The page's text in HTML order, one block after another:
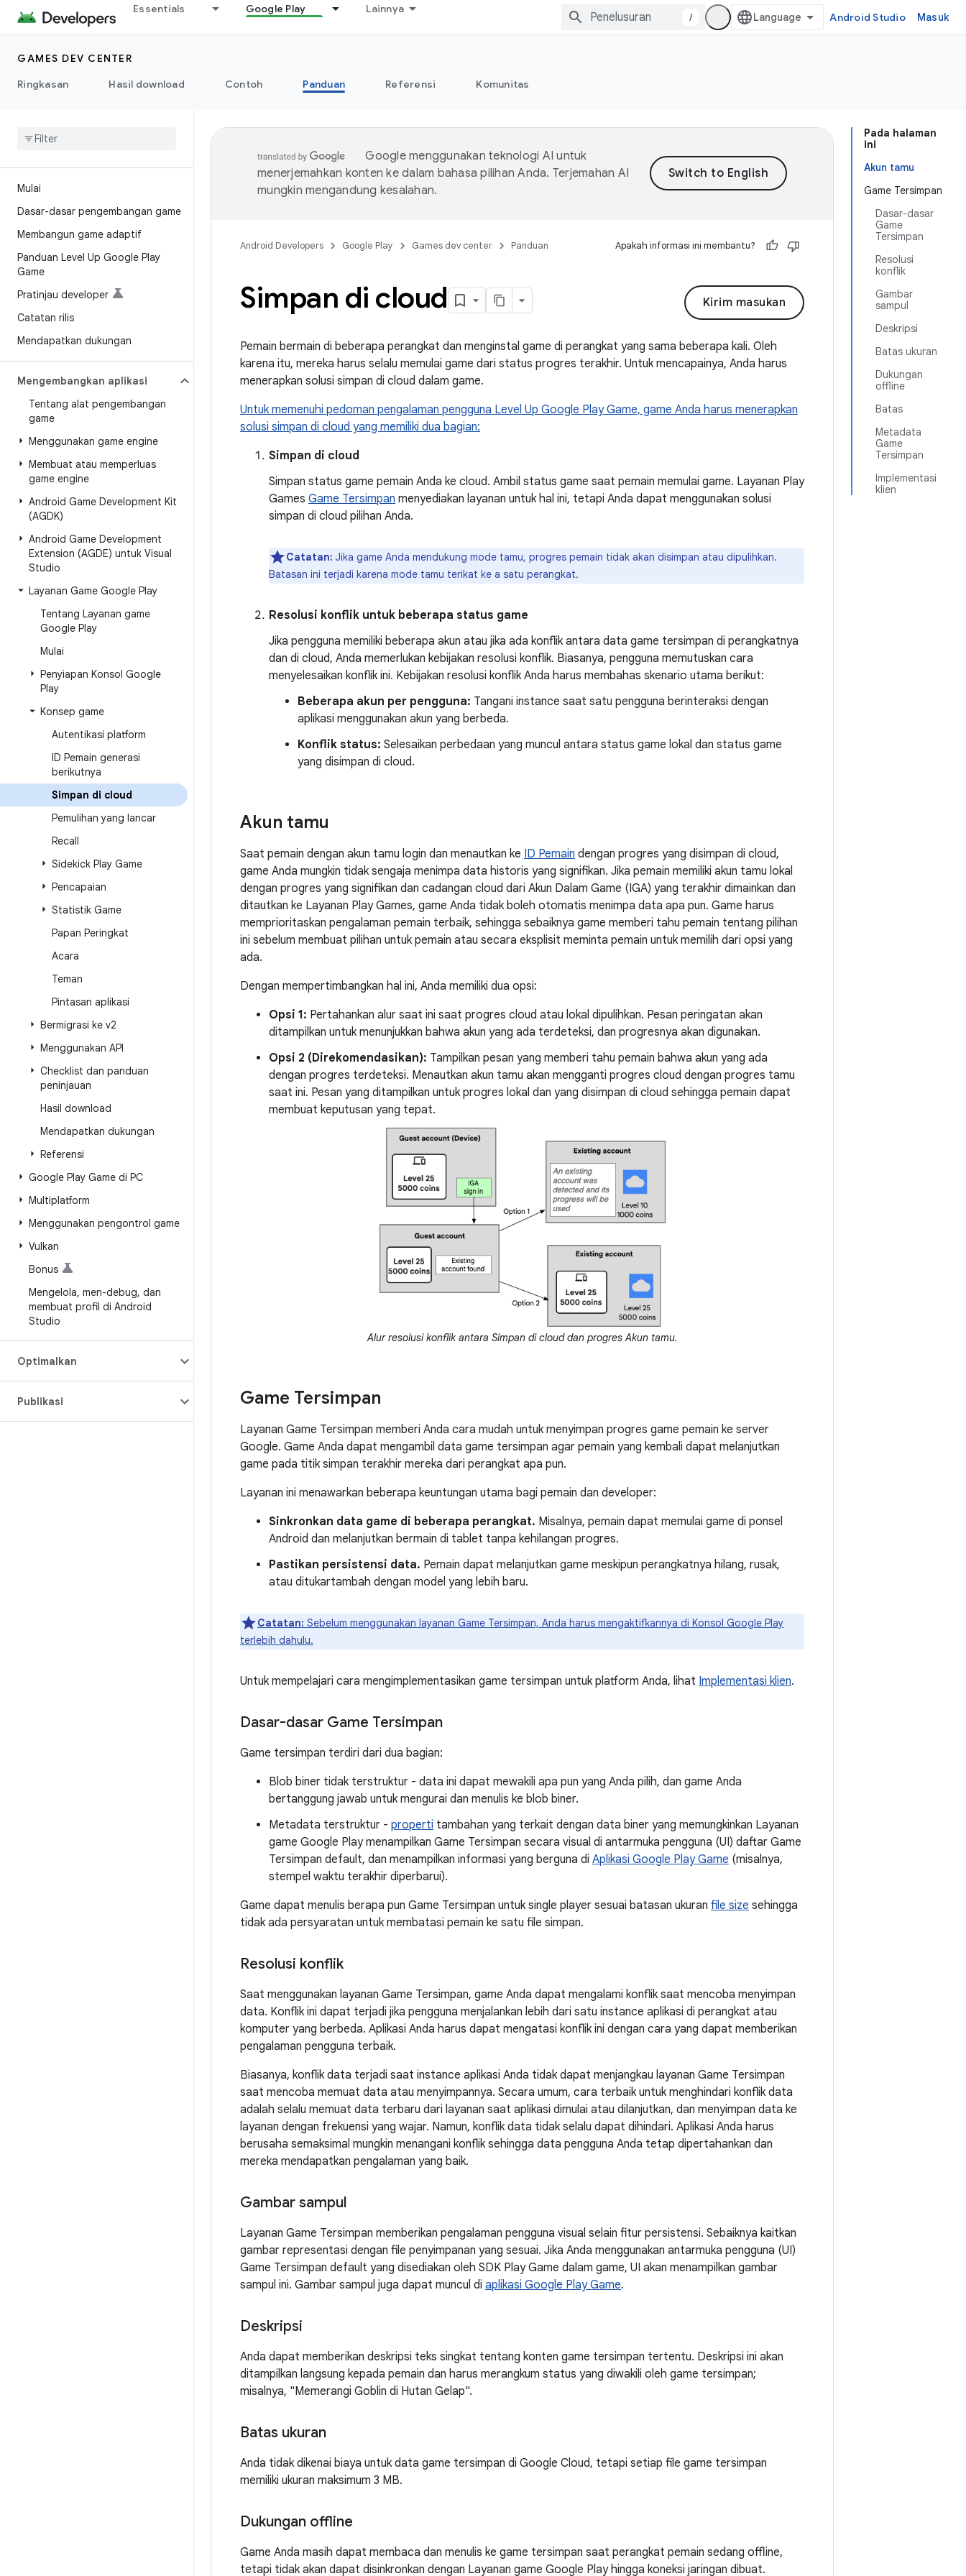
Essentials Google Play Lainnya
/ Android Studio Masuk
GAMES DEV CENTER
Ringkasan
Hasil download Contoh Panduan Referensi Komunitas
Mulai
Dasar-dasar pengembangan game
Membangun game adaptif
Panduan Level Up Google Play
Game
Pratinjau developer
Catatan rilis
Mendapatkan dukungan
Mengembangkan aplikasi
Tentang alat pengembangan
game
Menggunakan game engine
Membuat atau memperluas
game engine
Android Game Development Kit
(AGDK)
Android Game Development
Extension (AGDE) untuk Visual
Studio
Layanan Game Google Play
Tentang Layanan game
Google Play
Mulai
Penyiapan Konsol Google
Play
Konsep game
Autentikasi platform
ID Pemain generasi
berikutnya
Simpan di cloud
Pemulihan yang lancar
Recall
Sidekick Play Game
Pencapaian
Statistik Game
Papan Peringkat
Acara
Teman
Pintasan aplikasi
Bermigrasi ke v2
Menggunakan API
Checklist dan panduan
peninjauan
Hasil download
Mendapatkan dukungan
Referensi
Google Play Game di PC
Multiplatform
Menggunakan pengontrol game
Vulkan
Bonus
Mengelola, men-debug, dan
membuat profil di Android
Studio
Optimalkan
Publikasi
Pada halaman
ini
Akun tamu
Game Tersimpan
Dasar-dasar
Game
Tersimpan
Resolusi
konflik
Gambar
sampul
Deskripsi
Batas ukuran
Dukungan
offline
Batas
Metadata
Game
Tersimpan
Implementasi
klien
Google menggunakan teknologi AI untuk
menerjemahkan konten ke dalam bahasa pilihan Anda. Terjemahan AI
mungkin mengandung kesalahan.
Android Developers Google Play Games dev center Panduan Apakah informasi ini membantu?
Kirim masukan
Simpan di cloud
Pemain bermain di beberapa perangkat dan menginstal game di perangkat yang sama beberapa kali. Oleh
karena itu, mereka harus selalu memulai game dari status progres terakhir. Untuk mencapainya, Anda harus
menerapkan solusi simpan di cloud dalam game.
Untuk memenuhi pedoman pengalaman pengguna Level Up Google Play Game, game Anda harus menerapkan
solusi simpan di cloud yang memiliki dua bagian:
Simpan di cloud
Simpan status game pemain Anda ke cloud. Ambil status game saat pemain memulai game. Layanan Play
Games Game Tersimpan menyediakan layanan untuk hal ini, tetapi Anda dapat menggunakan solusi
simpan di cloud pilihan Anda.
Catatan: Jika game Anda mendukung mode tamu, progres pemain tidak akan disimpan atau dipulihkan.
Batasan ini terjadi karena mode tamu terikat ke a satu perangkat.
Resolusi konflik untuk beberapa status game
Jika pengguna memiliki beberapa akun atau jika ada konflik antara data game tersimpan di perangkatnya
dan di cloud, Anda memerlukan kebijakan resolusi konflik. Biasanya, pengguna memutuskan cara
menyelesaikan konflik ini. Kebijakan resolusi konflik Anda harus membahas skenario utama berikut:
Beberapa akun per pengguna: Tangani instance saat satu pengguna berinteraksi dengan
aplikasi menggunakan akun yang berbeda.
Konflik status: Selesaikan perbedaan yang muncul antara status game lokal dan status game
yang disimpan di cloud.
Akun tamu
Saat pemain dengan akun tamu login dan menautkan ke ID Pemain dengan progres yang disimpan di cloud,
game Anda mungkin tidak sengaja menimpa data historis yang signifikan. Jika pemain memiliki akun tamu lokal
dengan progres yang signifikan dan cadangan cloud dari Akun Dalam Game (IGA) yang terakhir dimainkan dan
ditautkan ke Layanan Play Games, game Anda tidak boleh otomatis menimpa data apa pun. Game harus
memprioritaskan pengalaman pemain terbaik, sehingga sebaiknya game memberi tahu pemain tentang pilihan
ini sebelum membuat pilihan untuk pemain atau secara eksplisit meminta pemain untuk memilih dari opsi yang
ada.
Dengan mempertimbangkan hal ini, Anda memiliki dua opsi:
Opsi 1: Pertahankan alur saat ini saat progres cloud atau lokal dipulihkan. Pesan peringatan akan
ditampilkan untuk menunjukkan bahwa akun yang ada terdeteksi, dan progresnya akan digunakan.
Opsi 2 (Direkomendasikan): Tampilkan pesan yang memberi tahu pemain bahwa akun yang ada
dengan progres terdeteksi. Menautkan akun tamu akan mengganti progres cloud dengan progres tamu
saat ini. Pesan yang ditampilkan untuk progres lokal dan yang disimpan di cloud sehingga pemain dapat
membuat keputusan yang tepat.
Alur resolusi konflik antara Simpan di cloud dan progres Akun tamu.
Game Tersimpan
Layanan Game Tersimpan memberi Anda cara mudah untuk menyimpan progres game pemain ke server
Google. Game Anda dapat mengambil data game tersimpan agar pemain yang kembali dapat melanjutkan
game pada titik simpan terakhir mereka dari perangkat apa pun.
Layanan ini menawarkan beberapa keuntungan utama bagi pemain dan developer:
Sinkronkan data game di beberapa perangkat. Misalnya, pemain dapat memulai game di ponsel
Android dan melanjutkan bermain di tablet tanpa kehilangan progres.
Pastikan persistensi data. Pemain dapat melanjutkan game meskipun perangkatnya hilang, rusak,
atau ditukartambah dengan model yang lebih baru.
Catatan: Sebelum menggunakan layanan Game Tersimpan, Anda harus mengaktifkannya di Konsol Google Play
terlebih dahulu.
Untuk mempelajari cara mengimplementasikan game tersimpan untuk platform Anda, lihat Implementasi klien.
Dasar-dasar Game Tersimpan
Game tersimpan terdiri dari dua bagian:
Blob biner tidak terstruktur - data ini dapat mewakili apa pun yang Anda pilih, dan game Anda
bertanggung jawab untuk mengurai dan menulis ke blob biner.
Metadata terstruktur - properti tambahan yang terkait dengan data biner yang memungkinkan Layanan
game Google Play menampilkan Game Tersimpan secara visual di antarmuka pengguna (UI) daftar Game
Tersimpan default, dan menampilkan informasi yang berguna di Aplikasi Google Play Game (misalnya,
stempel waktu terakhir diperbarui).
Game dapat menulis berapa pun Game Tersimpan untuk single player sesuai batasan ukuran file size sehingga
tidak ada persyaratan untuk membatasi pemain ke satu file simpan.
Resolusi konflik
Saat menggunakan layanan Game Tersimpan, game Anda dapat mengalami konflik saat mencoba menyimpan
data. Konflik ini dapat terjadi jika pengguna menjalankan lebih dari satu instance aplikasi di perangkat atau
komputer yang berbeda. Aplikasi Anda harus dapat mengatasi konflik ini dengan cara yang dapat memberikan
pengalaman pengguna terbaik.
Biasanya, konflik data terjadi saat instance aplikasi Anda tidak dapat menjangkau layanan Game Tersimpan
saat mencoba memuat data atau menyimpannya. Secara umum, cara terbaik untuk menghindari konflik data
adalah selalu memuat data terbaru dari layanan saat aplikasi dimulai atau dilanjutkan, dan menyimpan data ke
layanan dengan frekuensi yang wajar. Namun, konflik data tidak selalu dapat dihindari. Aplikasi Anda harus
berusaha semaksimal mungkin menangani konflik sehingga data pengguna Anda tetap dipertahankan dan
mereka mendapatkan pengalaman yang baik.
Gambar sampul
Layanan Game Tersimpan memberikan pengalaman pengguna visual selain fitur persistensi. Sebaiknya kaitkan
gambar representasi dengan file penyimpanan yang sesuai. Jika Anda menggunakan antarmuka pengguna (UI)
Game Tersimpan default yang disediakan oleh SDK Play Game dalam game, UI akan menampilkan gambar
sampul ini. Gambar sampul juga dapat muncul di aplikasi Google Play Game.
Deskripsi
Anda dapat memberikan deskripsi teks singkat tentang konten game tersimpan tertentu. Deskripsi ini akan
ditampilkan langsung kepada pemain dan harus merangkum status yang diwakili oleh game tersimpan;
misalnya, "Memerangi Goblin di Hutan Gelap".
Batas ukuran
Anda tidak dikenai biaya untuk data game tersimpan di Google Cloud, tetapi setiap file game tersimpan
memiliki ukuran maksimum 3 MB.
Dukungan offline
Game Anda masih dapat membaca dan menulis ke game tersimpan saat perangkat pemain sedang offline,
tetapi tidak akan dapat disinkronkan dengan Layanan game Google Play hingga koneksi jaringan dibuat.